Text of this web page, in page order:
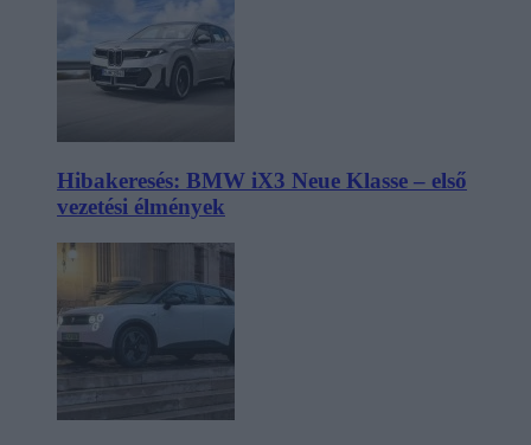
Hibakeresés: BMW iX3 Neue Klasse – első
vezetési élmények